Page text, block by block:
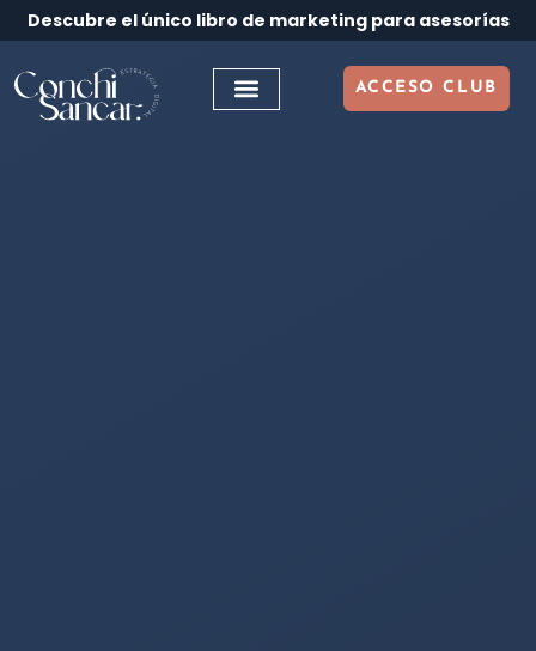
Descubre el único libro de marketing para asesorías
ACCESO CLUB